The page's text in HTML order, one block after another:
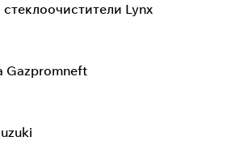
Lynx
Gazpromneft